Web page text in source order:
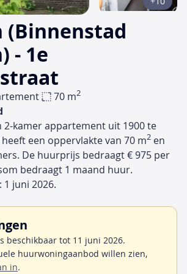
(Binnenstad
- 1e
70 m2
2-kamer appartement uit 1900 te
een oppervlakte van 70 m2 en
De huurprijs bedraagt € 975 per
bedraagt 1 maand huur.
1 juni 2026.
beschikbaar tot 11 juni 2026.
huurwoningaanbod willen zien,
in.